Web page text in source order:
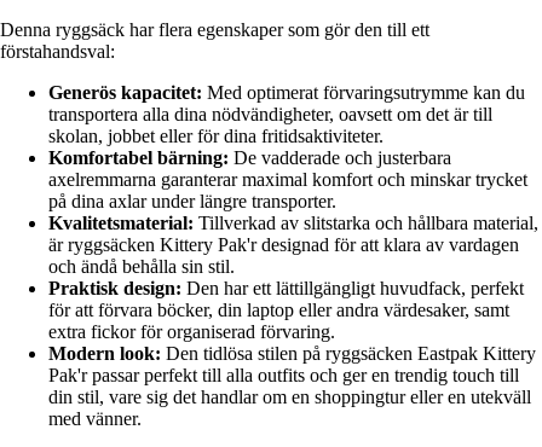
Denna ryggsäck har flera egenskaper som gör den till ett
förstahandsval:
Generös kapacitet: Med optimerat förvaringsutrymme kan du
transportera alla dina nödvändigheter, oavsett om det är till
skolan, jobbet eller för dina fritidsaktiviteter.
Komfortabel bärning: De vadderade och justerbara
axelremmarna garanterar maximal komfort och minskar trycket
på dina axlar under längre transporter.
Kvalitetsmaterial: Tillverkad av slitstarka och hållbara material,
är ryggsäcken Kittery Pak'r designad för att klara av vardagen
och ändå behålla sin stil.
Praktisk design: Den har ett lättillgängligt huvudfack, perfekt
för att förvara böcker, din laptop eller andra värdesaker, samt
extra fickor för organiserad förvaring.
Modern look: Den tidlösa stilen på ryggsäcken Eastpak Kittery
Pak'r passar perfekt till alla outfits och ger en trendig touch till
din stil, vare sig det handlar om en shoppingtur eller en utekväll
med vänner.